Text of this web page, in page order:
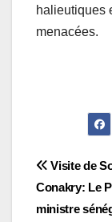
halieutiques
menacées.
de
Visite de
Conakry: Le
ministre